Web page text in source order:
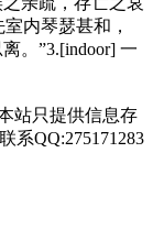
内琴瑟甚和，
。”3.[indoor] 一
站只提供信息存
系QQ:275171283